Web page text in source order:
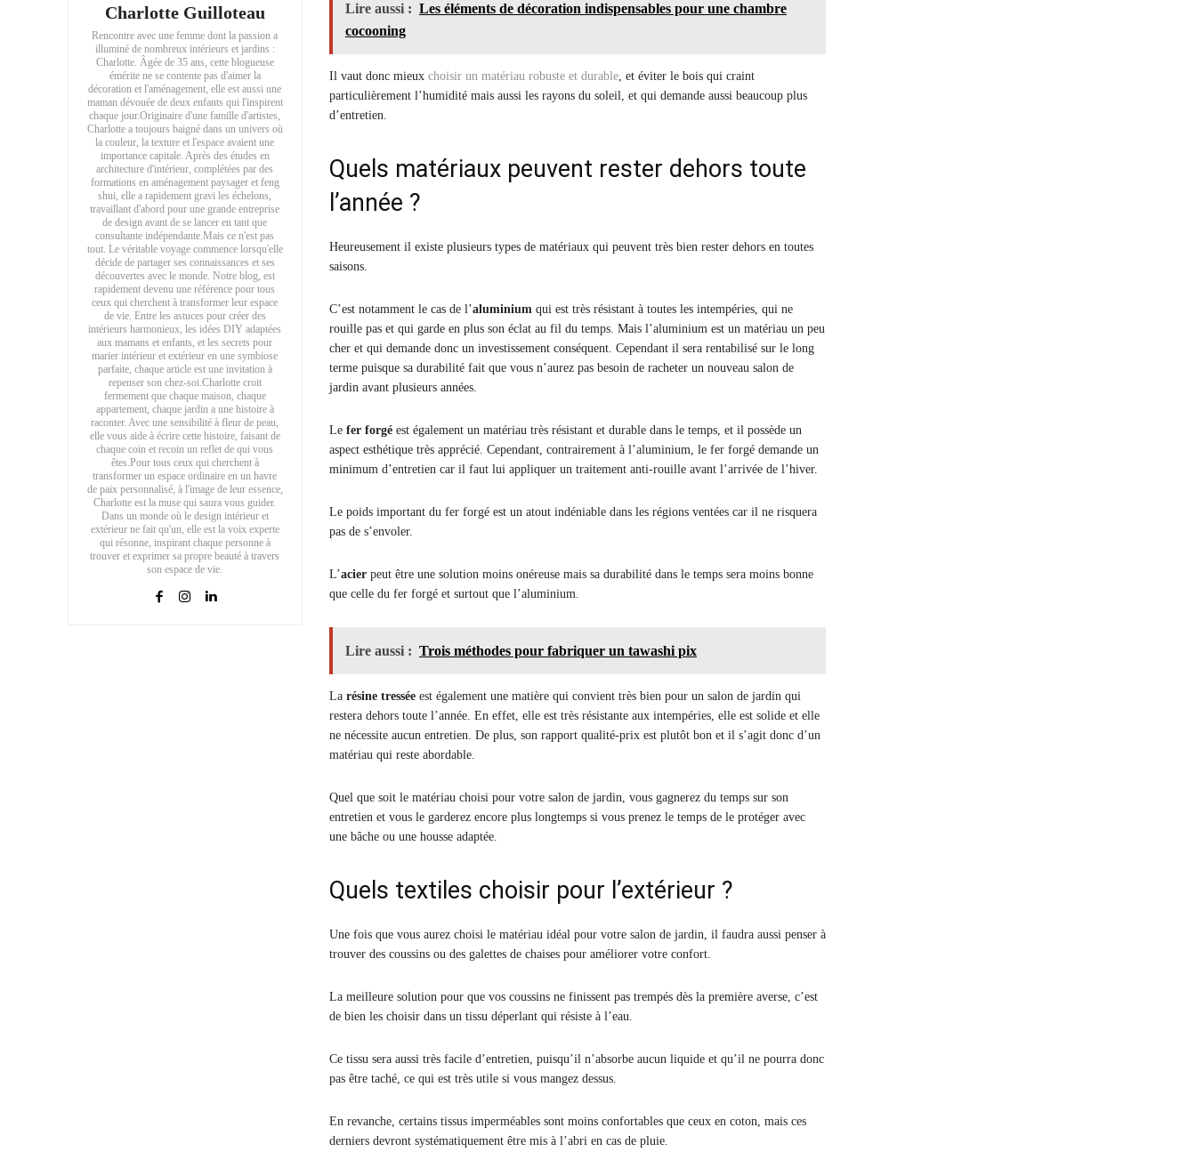
Charlotte Guilloteau
Rencontre avec une femme dont la passion a
illuminé de nombreux intérieurs et jardins :
Charlotte. Âgée de 35 ans, cette blogueuse
émérite ne se contente pas d'aimer la
décoration et l'aménagement, elle est aussi une
maman dévouée de deux enfants qui l'inspirent
chaque jour.Originaire d'une famille d'artistes,
Charlotte a toujours baigné dans un univers où
la couleur, la texture et l'espace avaient une
importance capitale. Après des études en
architecture d'intérieur, complétées par des
formations en aménagement paysager et feng
shui, elle a rapidement gravi les échelons,
travaillant d'abord pour une grande entreprise
de design avant de se lancer en tant que
consultante indépendante.Mais ce n'est pas
tout. Le véritable voyage commence lorsqu'elle
décide de partager ses connaissances et ses
découvertes avec le monde. Notre blog, est
rapidement devenu une référence pour tous
ceux qui cherchent à transformer leur espace
de vie. Entre les astuces pour créer des
intérieurs harmonieux, les idées DIY adaptées
aux mamans et enfants, et les secrets pour
marier intérieur et extérieur en une symbiose
parfaite, chaque article est une invitation à
repenser son chez-soi.Charlotte croit
fermement que chaque maison, chaque
appartement, chaque jardin a une histoire à
raconter. Avec une sensibilité à fleur de peau,
elle vous aide à écrire cette histoire, faisant de
chaque coin et recoin un reflet de qui vous
êtes.Pour tous ceux qui cherchent à
transformer un espace ordinaire en un havre
de paix personnalisé, à l'image de leur essence,
Charlotte est la muse qui saura vous guider.
Dans un monde où le design intérieur et
extérieur ne fait qu'un, elle est la voix experte
qui résonne, inspirant chaque personne à
trouver et exprimer sa propre beauté à travers
son espace de vie.
Lire aussi : Les éléments de décoration indispensables pour une chambre
cocooning
Il vaut donc mieux choisir un matériau robuste et durable, et éviter le bois qui craint
particulièrement l’humidité mais aussi les rayons du soleil, et qui demande aussi beaucoup plus
d’entretien.
Quels matériaux peuvent rester dehors toute
l’année ?
Heureusement il existe plusieurs types de matériaux qui peuvent très bien rester dehors en toutes
saisons.
C’est notamment le cas de l’aluminium qui est très résistant à toutes les intempéries, qui ne
rouille pas et qui garde en plus son éclat au fil du temps. Mais l’aluminium est un matériau un peu
cher et qui demande donc un investissement conséquent. Cependant il sera rentabilisé sur le long
terme puisque sa durabilité fait que vous n’aurez pas besoin de racheter un nouveau salon de
jardin avant plusieurs années.
Le fer forgé est également un matériau très résistant et durable dans le temps, et il possède un
aspect esthétique très apprécié. Cependant, contrairement à l’aluminium, le fer forgé demande un
minimum d’entretien car il faut lui appliquer un traitement anti-rouille avant l’arrivée de l’hiver.
Le poids important du fer forgé est un atout indéniable dans les régions ventées car il ne risquera
pas de s’envoler.
L’acier peut être une solution moins onéreuse mais sa durabilité dans le temps sera moins bonne
que celle du fer forgé et surtout que l’aluminium.
Lire aussi : Trois méthodes pour fabriquer un tawashi pix
La résine tressée est également une matière qui convient très bien pour un salon de jardin qui
restera dehors toute l’année. En effet, elle est très résistante aux intempéries, elle est solide et elle
ne nécessite aucun entretien. De plus, son rapport qualité-prix est plutôt bon et il s’agit donc d’un
matériau qui reste abordable.
Quel que soit le matériau choisi pour votre salon de jardin, vous gagnerez du temps sur son
entretien et vous le garderez encore plus longtemps si vous prenez le temps de le protéger avec
une bâche ou une housse adaptée.
Quels textiles choisir pour l’extérieur ?
Une fois que vous aurez choisi le matériau idéal pour votre salon de jardin, il faudra aussi penser à
trouver des coussins ou des galettes de chaises pour améliorer votre confort.
La meilleure solution pour que vos coussins ne finissent pas trempés dès la première averse, c’est
de bien les choisir dans un tissu déperlant qui résiste à l’eau.
Ce tissu sera aussi très facile d’entretien, puisqu’il n’absorbe aucun liquide et qu’il ne pourra donc
pas être taché, ce qui est très utile si vous mangez dessus.
En revanche, certains tissus imperméables sont moins confortables que ceux en coton, mais ces
derniers devront systématiquement être mis à l’abri en cas de pluie.